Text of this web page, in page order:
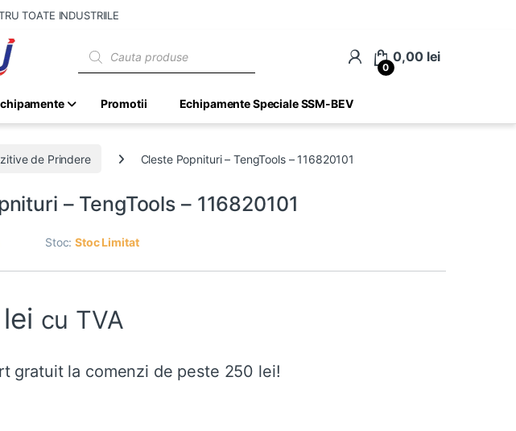
TOATE INDUSTRIILE
0
0,00 lei
Promotii Echipamente Speciale SSM-BEV
de Prindere Cleste Popnituri – TengTools – 116820101
– TengTools – 116820101
Stoc:Stoc Limitat
lei cu TVA
gratuit la comenzi de peste 250 lei!